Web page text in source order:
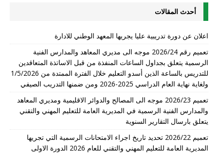
أحدث المقالات
اعلان عن دورة تدريبية عليا يجريها المعهد الوطني للادارة
تعميم رقم 2026/24 موجه الى مديري المعاهد والمدارس الفنية
الرسمية يتعلق بجداول الساعات المنفذة من قبل الاساتذة المتعاقدين
للتدريس بالساعة الذين أسدو التعليم خلال الفترة الممتدة من 1/5/2026
ولغاية نهاية العام الدراسي 2025-2026 ومن ضمنها التدريب الصيفي
تعميم 2026/23 موجه الى المصالح والدوائر الاقليمية ومديري المعاهد
والمدارس الفنية الرسمية في المديرية العامة للتعليم المهني والتقني
يتعلق بارسال التقارير السنوية
تعميم 2026/22 تحديد تاريخ اجراء الامتحانات الرسمية التي تجريها
المديرية العامة للتعليم المهني والتقني للعام 2026 الدورة الاولى